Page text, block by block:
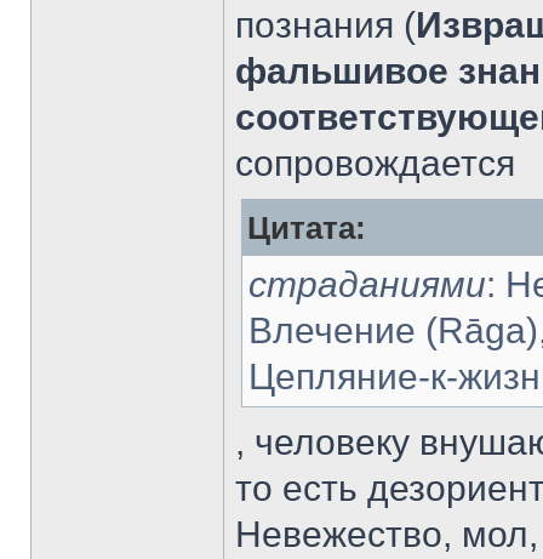
познания (
фальшивое
сопровождается
Цитата:
страданиями:
Влечение
Цепляние-к-
, человеку
то есть
Невежество, мол,